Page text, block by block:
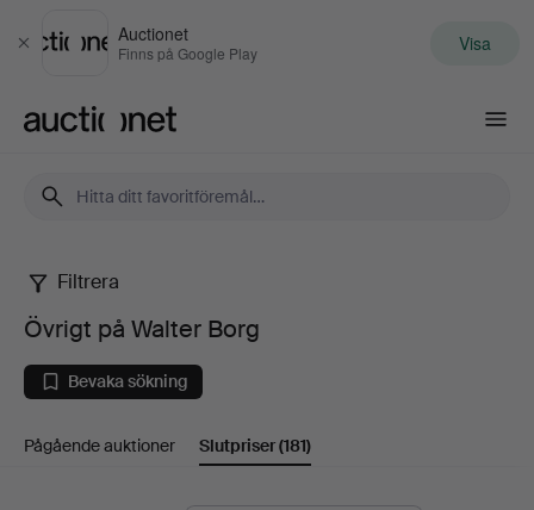
Stäng
Auctionet
Finns på Google Play Visa
Övrigt
på
Walter
Borg
Filtrera
Övrigt på Walter Borg
Bevaka sökning
Pågående auktioner Slutpriser(181)